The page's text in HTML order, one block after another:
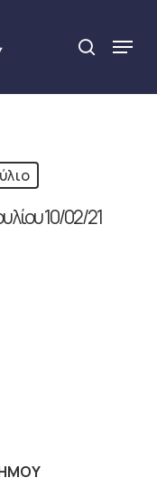
search
Menu
10/02/21
Close